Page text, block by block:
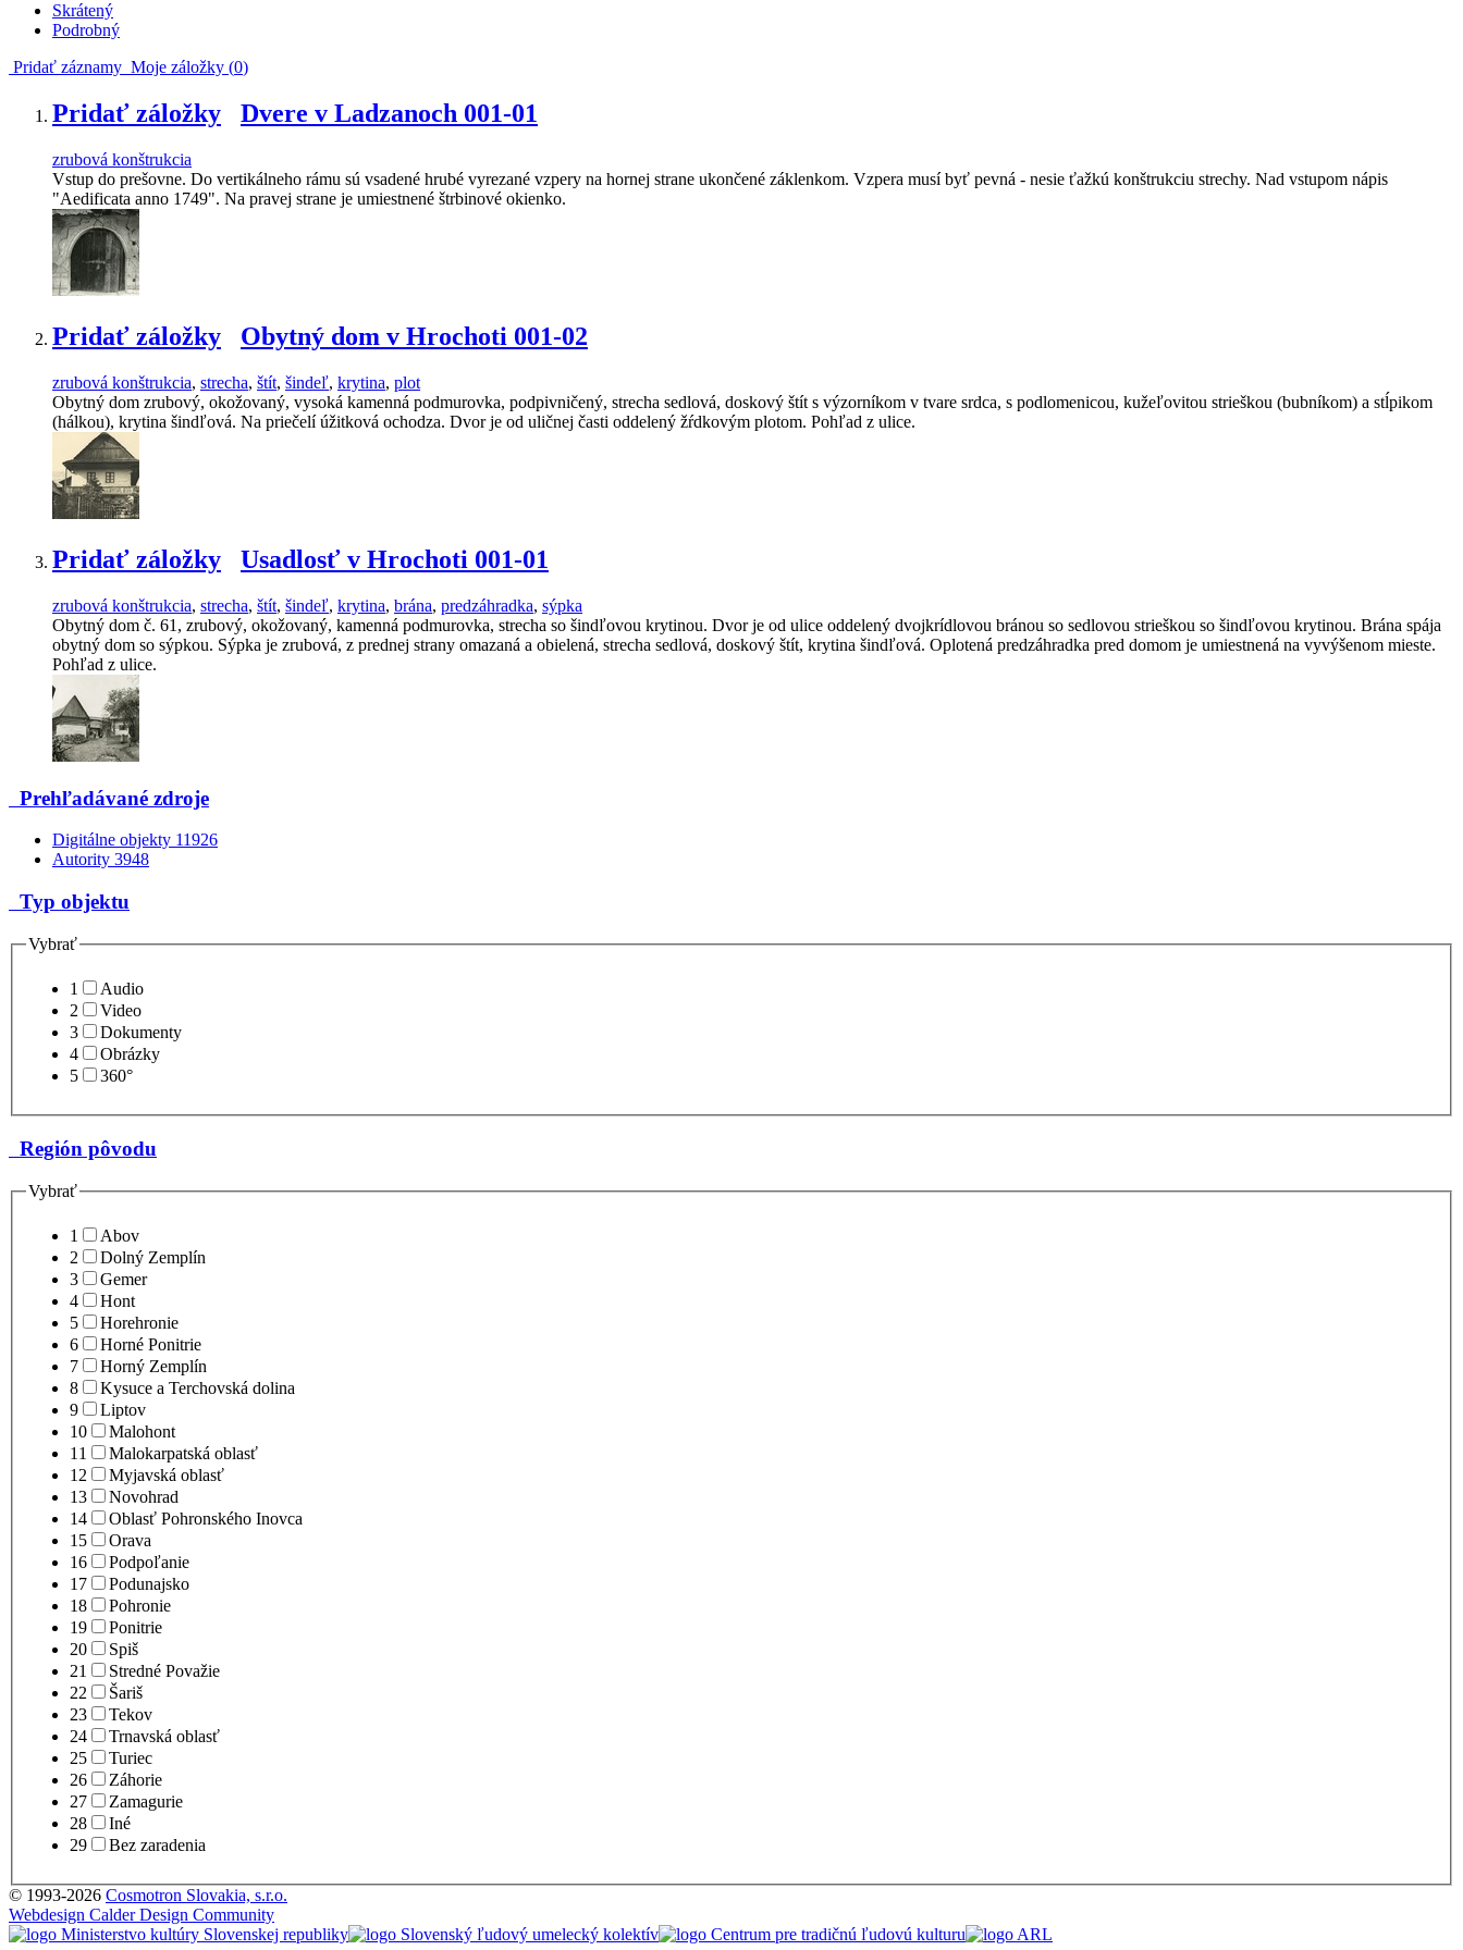
Skrátený
Podrobný
Pridať záznamy Moje záložky (0)
Pridať záložky Dvere v Ladzanoch 001-01
zrubová konštrukcia
Vstup do prešovne. Do vertikálneho rámu sú vsadené hrubé vyrezané vzpery na hornej strane ukončené záklenkom. Vzpera musí byť pevná - nesie ťažkú konštrukciu strechy. Nad vstupom nápis
"Aedificata anno 1749". Na pravej strane je umiestnené štrbinové okienko.
Pridať záložky Obytný dom v Hrochoti 001-02
zrubová konštrukcia, strecha, štít, šindeľ, krytina, plot
Obytný dom zrubový, okožovaný, vysoká kamenná podmurovka, podpivničený, strecha sedlová, doskový štít s výzorníkom v tvare srdca, s podlomenicou, kužeľovitou strieškou (bubníkom) a stĺpikom
(hálkou), krytina šindľová. Na priečelí úžitková ochodza. Dvor je od uličnej časti oddelený žŕdkovým plotom. Pohľad z ulice.
Pridať záložky Usadlosť v Hrochoti 001-01
zrubová konštrukcia, strecha, štít, šindeľ, krytina, brána, predzáhradka, sýpka
Obytný dom č. 61, zrubový, okožovaný, kamenná podmurovka, strecha so šindľovou krytinou. Dvor je od ulice oddelený dvojkrídlovou bránou so sedlovou strieškou so šindľovou krytinou. Brána spája
obytný dom so sýpkou. Sýpka je zrubová, z prednej strany omazaná a obielená, strecha sedlová, doskový štít, krytina šindľová. Oplotená predzáhradka pred domom je umiestnená na vyvýšenom mieste.
Pohľad z ulice.
Prehľadávané zdroje
Digitálne objekty 11926
Autority 3948
Typ objektu
Vybrať
1
Audio
2
Video
3
Dokumenty
4
Obrázky
5
360°
Región pôvodu
Vybrať
1
Abov
2
Dolný Zemplín
3
Gemer
4
Hont
5
Horehronie
6
Horné Ponitrie
7
Horný Zemplín
8
Kysuce a Terchovská dolina
9
Liptov
10
Malohont
11
Malokarpatská oblasť
12
Myjavská oblasť
13
Novohrad
14
Oblasť Pohronského Inovca
15
Orava
16
Podpoľanie
17
Podunajsko
18
Pohronie
19
Ponitrie
20
Spiš
21
Stredné Považie
22
Šariš
23
Tekov
24
Trnavská oblasť
25
Turiec
26
Záhorie
27
Zamagurie
28
Iné
29
Bez zaradenia
© 1993-2026 Cosmotron Slovakia, s.r.o.
Webdesign Calder Design Community